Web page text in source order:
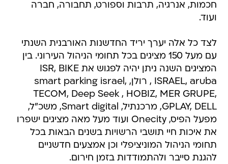
חכמות, אנרגיה, תרבות וספורט, תחבורה, חברה
ועוד.
לצד כל אלה יערך יריד החדשנות האורבנית השנתי
עם מעל 150 מציגים בכל תחומי הניהול העירוני. בין
המציגים השנה ניתן יהיה לפגוש את ISR, BIKE
ISRAEL, aruba , רולן, smart parking israel,
TECOM, Deep Seek , HOBIZ, MER GRUPE,
GPLAY, DELL, מרכנתיל, Smart digital, משכ"ל,
מפעל הפיס, Onecity ועוד מעל מאה מציגים ישפרו
את איכות חיי תושבי הרשויות בשנים הבאות בכל
תחומי הניהול המוניציפלי וכן אמצעים חדשניים
להגנת סייבר ולהתמודדות בזמן חירום.